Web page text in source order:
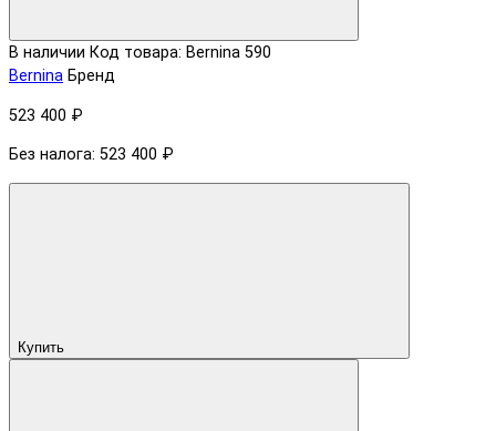
В наличии Код товара: Bernina 590
Bernina Бренд
523 400 ₽
Без налога: 523 400 ₽
Купить